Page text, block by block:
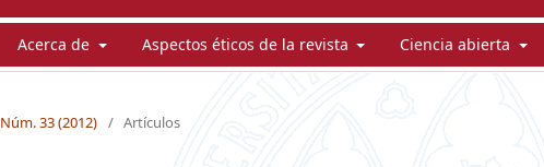
Acerca de Aspectos éticos de la revista Ciencia abierta
Núm. 33 (2012) / Artículos